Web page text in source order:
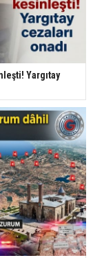
Yargıtay